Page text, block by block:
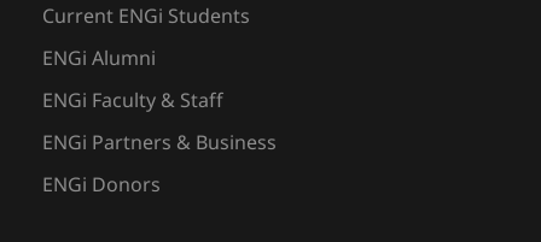
Current ENGi Students
ENGi Alumni
ENGi Faculty & Staff
ENGi Partners & Business
ENGi Donors